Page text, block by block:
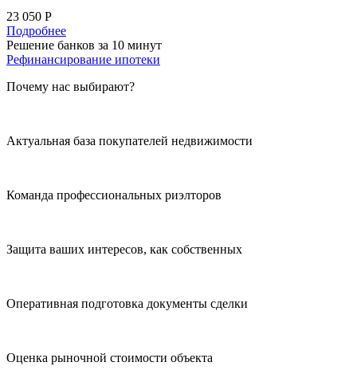
23 050 Р
Подробнее
Решение банков за 10 минут
Рефинансирование ипотеки
Почему нас выбирают?
Актуальная база покупателей недвижимости
Команда профессиональных риэлторов
Защита ваших интересов, как собственных
Оперативная подготовка документы сделки
Оценка рыночной стоимости объекта